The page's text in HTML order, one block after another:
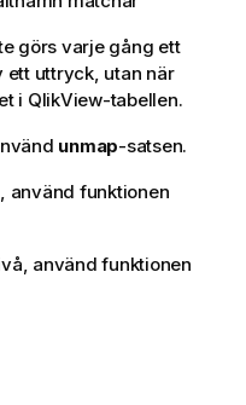
görs varje gång ett
ett uttryck, utan när
i QlikView-tabellen.
unmap-satsen.
använd funktionen
använd funktionen